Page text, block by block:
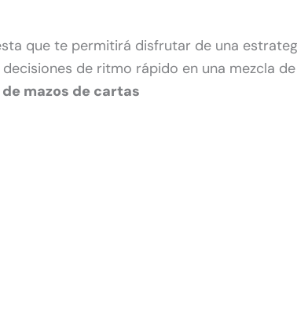
que te permitirá disfrutar de una
de ritmo rápido en una mezcla de
mazos de cartas